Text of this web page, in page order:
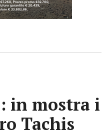
in mostra i
Tachis